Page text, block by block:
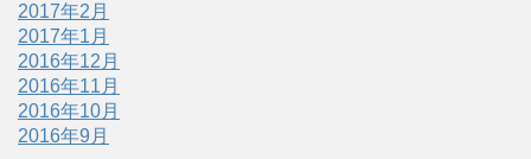
2017年2月
2017年1月
2016年12月
2016年11月
2016年10月
2016年9月